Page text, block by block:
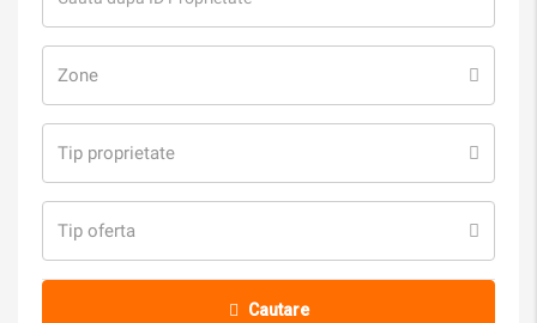
Zone
Tip proprietate
Tip oferta
Cautare